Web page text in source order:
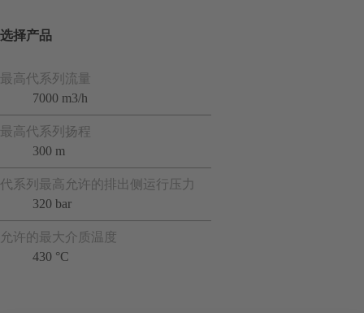
选择产品
最高代系列流量
7000 m3/h
最高代系列扬程
300 m
代系列最高允许的排出侧运行压力
320 bar
允许的最大介质温度
430 °C